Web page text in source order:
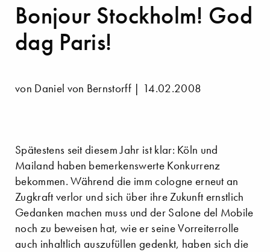
Bonjour Stockholm! God
dag Paris!
von Daniel von Bernstorff | 14.02.2008
Spätestens seit diesem Jahr ist klar: Köln und
Mailand haben bemerkenswerte Konkurrenz
bekommen. Während die imm cologne erneut an
Zugkraft verlor und sich über ihre Zukunft ernstlich
Gedanken machen muss und der Salone del Mobile
noch zu beweisen hat, wie er seine Vorreiterrolle
auch inhaltlich auszufüllen gedenkt, haben sich die